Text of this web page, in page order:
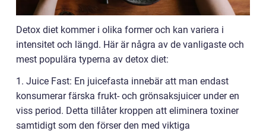
Detox diet kommer i olika former och kan variera i
intensitet och längd. Här är några av de vanligaste och
mest populära typerna av detox diet:
1. Juice Fast: En juicefasta innebär att man endast
konsumerar färska frukt- och grönsaksjuicer under en
viss period. Detta tillåter kroppen att eliminera toxiner
samtidigt som den förser den med viktiga